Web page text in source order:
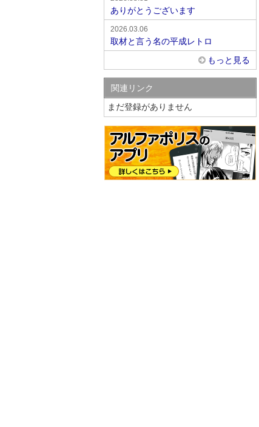
ありがとうございます
2026.03.06
取材と言う名の平成レトロ
もっと見る
関連リンク
まだ登録がありません